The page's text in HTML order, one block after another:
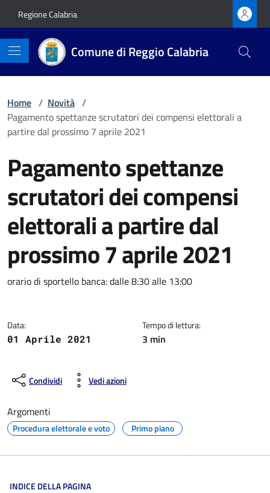
Regione Calabria
Comune di Reggio Calabria
Home / Novità /
Pagamento spettanze scrutatori dei compensi elettorali a
partire dal prossimo 7 aprile 2021
Pagamento spettanze
scrutatori dei compensi
elettorali a partire dal
prossimo 7 aprile 2021
Dettagli della notizia
orario di sportello banca: dalle 8:30 alle 13:00
Data:
01 Aprile 2021
Tempo di lettura:
3 min
Condividi Vedi azioni
Argomenti
Procedura elettorale e voto Primo piano
INDICE DELLA PAGINA